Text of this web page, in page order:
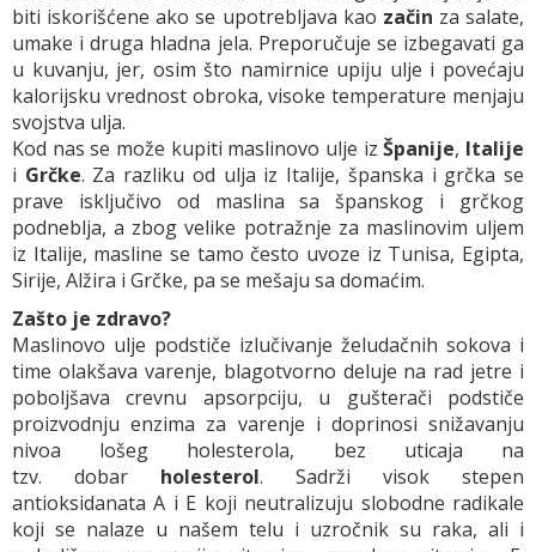
biti iskorišćene ako se upotrebljava kao začin za salate,
umake i druga hladna jela. Preporučuje se izbegavati ga
u kuvanju, jer, osim što namirnice upiju ulje i povećaju
kalorijsku vrednost obroka, visoke temperature menjaju
svojstva ulja.
Kod nas se može kupiti maslinovo ulje izŠpanije, Italije
i Grčke. Za razliku od ulja iz Italije, španska i grčka se
prave isključivo od maslina sa španskog i grčkog
podneblja, a zbog velike potražnje za maslinovim uljem
iz Italije, masline se tamo često uvoze iz Tunisa, Egipta,
Sirije, Alžira i Grčke, pa se mešaju sa domaćim.
Zašto je zdravo?
Maslinovo ulje podstiče izlučivanje želudačnih sokova i
time olakšava varenje, blagotvorno deluje na rad jetre i
poboljšava crevnu apsorpciju, u gušterači podstiče
proizvodnju enzima za varenje i doprinosi snižavanju
nivoa lošeg holesterola, bez uticaja na
tzv. dobar holesterol. Sadrži visok stepen
antioksidanata A i E koji neutralizuju slobodne radikale
koji se nalaze u našem telu i uzročnik su raka, ali i